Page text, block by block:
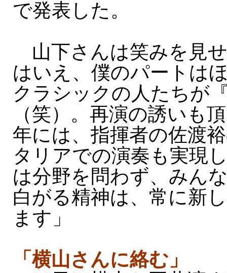
で発表した。
山下さんは笑みを見
はいえ、僕のパートは
クラシックの人たちが
（笑）。再演の誘いも
年には、指揮者の佐渡
タリアでの演奏も実現
は分野を問わず、みん
白がる精神は、常に新
ます」
「横山さんに絡む」